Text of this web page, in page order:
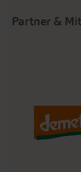
Partner &